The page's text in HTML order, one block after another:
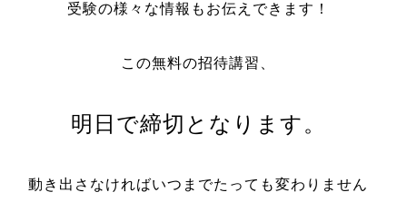
受験の様々な情報もお伝えできます！
この無料の招待講習、
明日で締切となります。
動き出さなければいつまでたっても変わりません